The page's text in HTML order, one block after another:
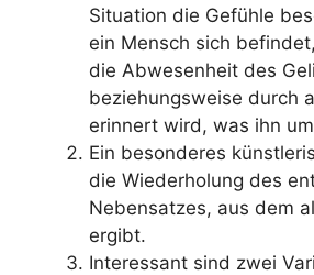
Situation die Gefühle
ein Mensch sich
die Abwesenheit des
beziehungsweise durch
erinnert wird, was ihn
Ein besonderes
die Wiederholung des
Nebensatzes, aus dem
ergibt.
Interessant sind zwei